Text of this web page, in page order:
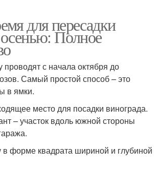
для пересадки
Полное
с начала октября до
Самый простой способ – это
в ямки.
место для посадки винограда.
– участок вдоль южной стороны
форме квадрата шириной и глубиной